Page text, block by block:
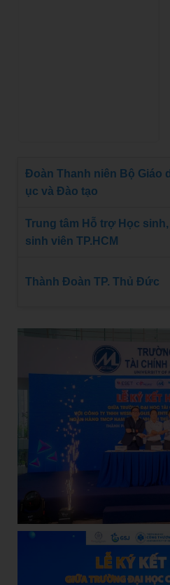
Đoàn Thanh niên Bộ Giáo d
ục và Đào tạo
Trung tâm Hỗ trợ Học sinh,
sinh viên TP.HCM
Thành Đoàn TP. Thủ Đức